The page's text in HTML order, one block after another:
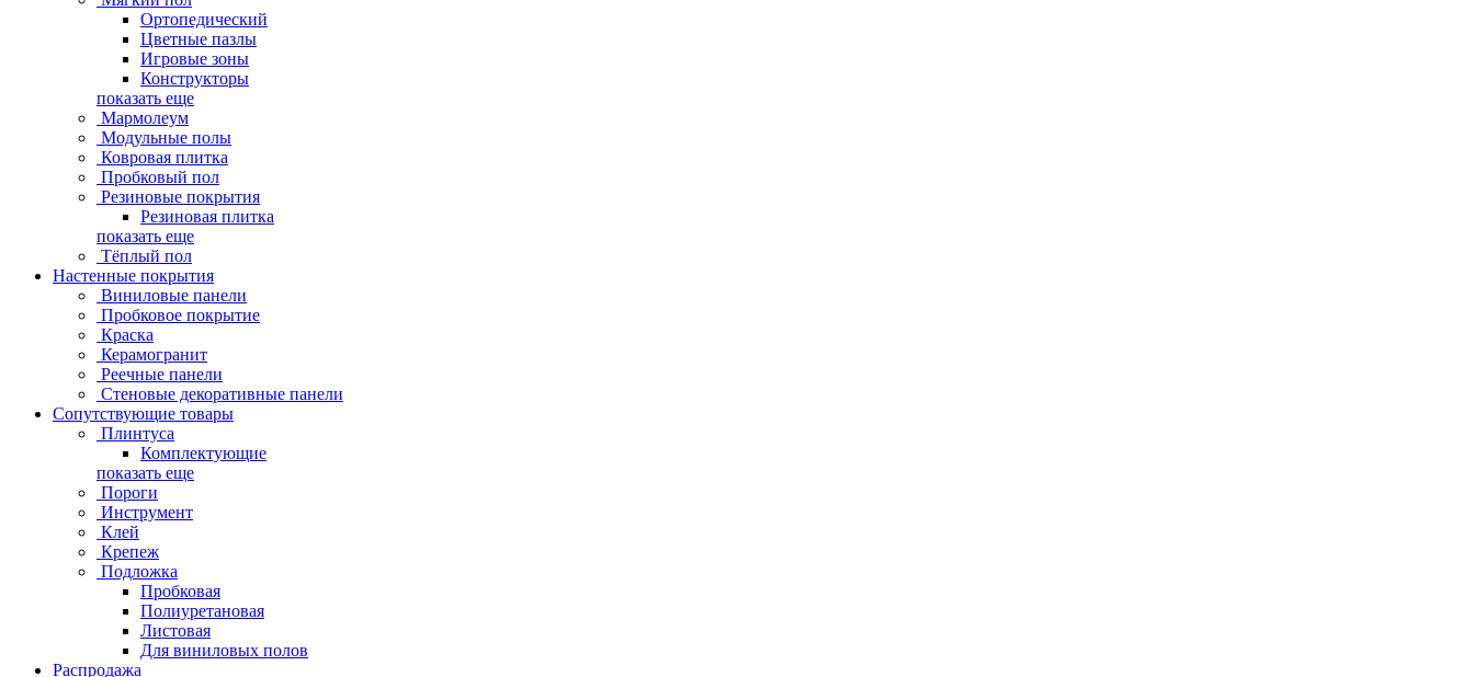
Ортопедический
Цветные пазлы
Игровые зоны
Конструкторы
показать еще
Мармолеум
Модульные полы
Ковровая плитка
Пробковый пол
Резиновые покрытия
Резиновая плитка
показать еще
Тёплый пол
Настенные покрытия
Виниловые панели
Пробковое покрытие
Краска
Керамогранит
Реечные панели
Стеновые декоративные панели
Сопутствующие товары
Плинтуса
Комплектующие
показать еще
Пороги
Инструмент
Клей
Крепеж
Подложка
Пробковая
Полиуретановая
Листовая
Для виниловых полов
Распродажа